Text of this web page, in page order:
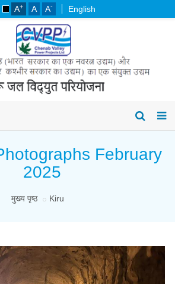
A+ A A- English
February
2025
मुख्य पृष्ठ Kiru